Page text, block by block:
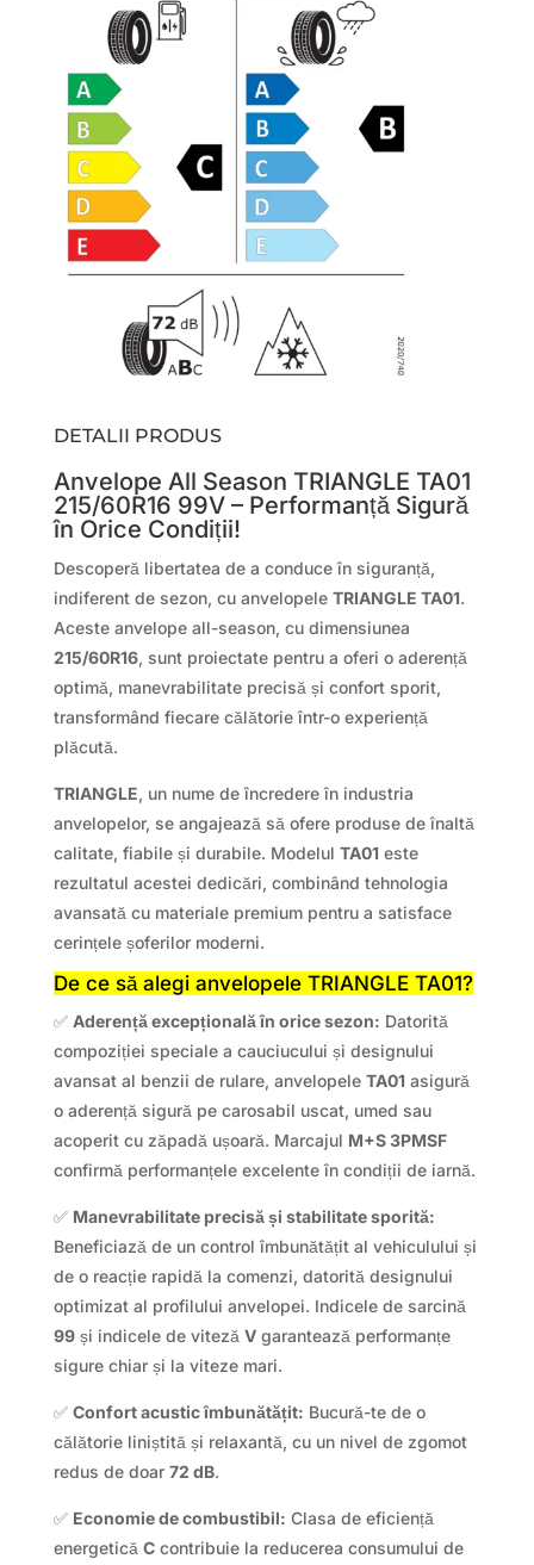
DETALII PRODUS
Anvelope All Season TRIANGLE TA01
215/60R16 99V – Performanță Sigură
în Orice Condiții!
Descoperă libertatea de a conduce în siguranță,
indiferent de sezon, cu anvelopele TRIANGLE TA01.
Aceste anvelope all-season, cu dimensiunea
215/60R16, sunt proiectate pentru a oferi o aderență
optimă, manevrabilitate precisă și confort sporit,
transformând fiecare călătorie într-o experiență
plăcută.
TRIANGLE, un nume de încredere în industria
anvelopelor, se angajează să ofere produse de înaltă
calitate, fiabile și durabile. Modelul TA01 este
rezultatul acestei dedicări, combinând tehnologia
avansată cu materiale premium pentru a satisface
cerințele șoferilor moderni.
De ce să alegi anvelopele TRIANGLE TA01?
✅ Aderență excepțională în orice sezon: Datorită
compoziției speciale a cauciucului și designului
avansat al benzii de rulare, anvelopele TA01 asigură
o aderență sigură pe carosabil uscat, umed sau
acoperit cu zăpadă ușoară. Marcajul M+S 3PMSF
confirmă performanțele excelente în condiții de iarnă.
✅ Manevrabilitate precisă și stabilitate sporită:
Beneficiază de un control îmbunătățit al vehiculului și
de o reacție rapidă la comenzi, datorită designului
optimizat al profilului anvelopei. Indicele de sarcină
99și indicele de viteză Vgarantează performanțe
sigure chiar și la viteze mari.
✅ Confort acustic îmbunătățit: Bucură-te de o
călătorie liniștită și relaxantă, cu un nivel de zgomot
redus de doar 72 dB.
✅ Economie de combustibil: Clasa de eficiență
energetică Ccontribuie la reducerea consumului de